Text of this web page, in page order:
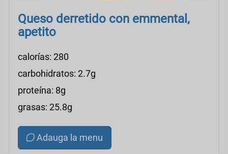
Queso derretido con emmental,
apetito
calorías: 280
carbohidratos: 2.7g
proteína: 8g
grasas: 25.8g
Adauga la menu